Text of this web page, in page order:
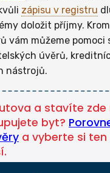
zápisu v registru
doložit příjmy.
vám můžeme pomoci
úvěrů,
nástrojů.
a stavíte zde
byt?
a vyberte si ten